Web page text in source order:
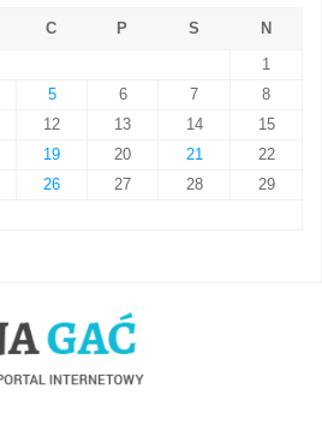
C P S
N
1
5 6 7
8
12 13 14
15
19 20 21
22
26 27 28
29